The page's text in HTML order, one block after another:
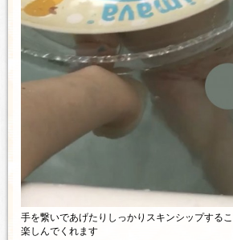
手を繋いであげたりしっかりスキンシップする
楽しんでくれます